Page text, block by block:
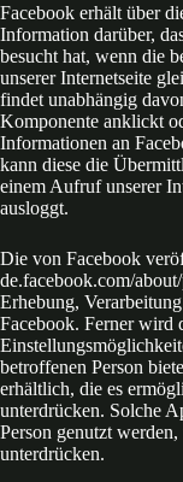
Facebook erhält über
Information darüber,
besucht hat, wenn die
unserer Internetseite
findet unabhängig
Komponente anklickt
Informationen an
kann diese die
einem Aufruf unserer
ausloggt.
Die von Facebook
de.facebook.com/
Erhebung,
Facebook. Ferner wird
betroffenen Person
erhältlich, die es
unterdrücken. Solche
Person genutzt
unterdrücken.